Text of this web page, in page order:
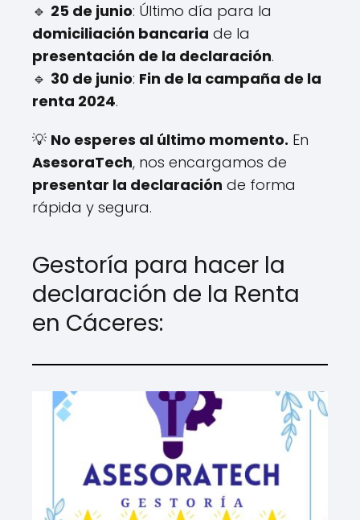
🔹 25 de junio: Último día para la
domiciliación bancaria de la
presentación de la declaración.
🔹 30 de junio: Fin de la campaña de la
renta 2024.
💡 No esperes al último momento. En
AsesoraTech, nos encargamos de
presentar la declaración de forma
rápida y segura.
Gestoría para hacer la
declaración de la Renta
en Cáceres: